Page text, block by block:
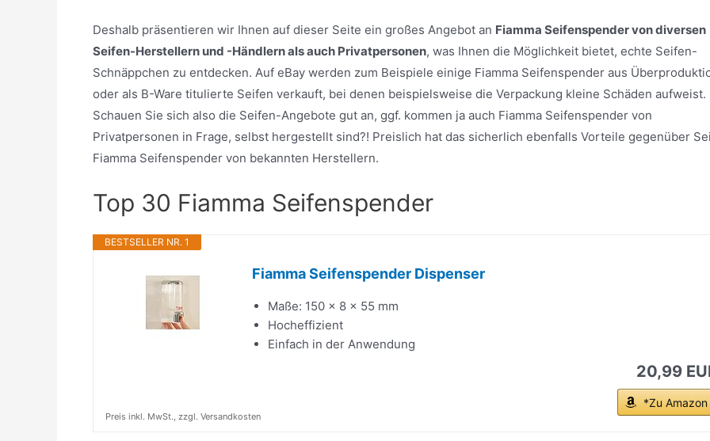
Deshalb präsentieren wir Ihnen auf dieser Seite ein großes Angebot an Fiamma Seifenspender von diversen
Seifen-Herstellern und -Händlern als auch Privatpersonen, was Ihnen die Möglichkeit bietet, echte Seifen-
Schnäppchen zu entdecken. Auf eBay werden zum Beispiele einige Fiamma Seifenspender aus
oder als B-Ware titulierte Seifen verkauft, bei denen beispielsweise die Verpackung kleine Schäden aufweist.
Schauen Sie sich also die Seifen-Angebote gut an, ggf. kommen ja auch Fiamma Seifenspender von
Privatpersonen in Frage, selbst hergestellt sind?! Preislich hat das sicherlich ebenfalls Vorteile gegenüber
Fiamma Seifenspender von bekannten Herstellern.
Top 30 Fiamma Seifenspender
BESTSELLER NR. 1
Fiamma Seifenspender Dispenser
Maße: 150 x 8 x 55 mm
Hocheffizient
Einfach in der Anwendung
20,99
*Zu Amazon
Preis inkl. MwSt., zzgl. Versandkosten